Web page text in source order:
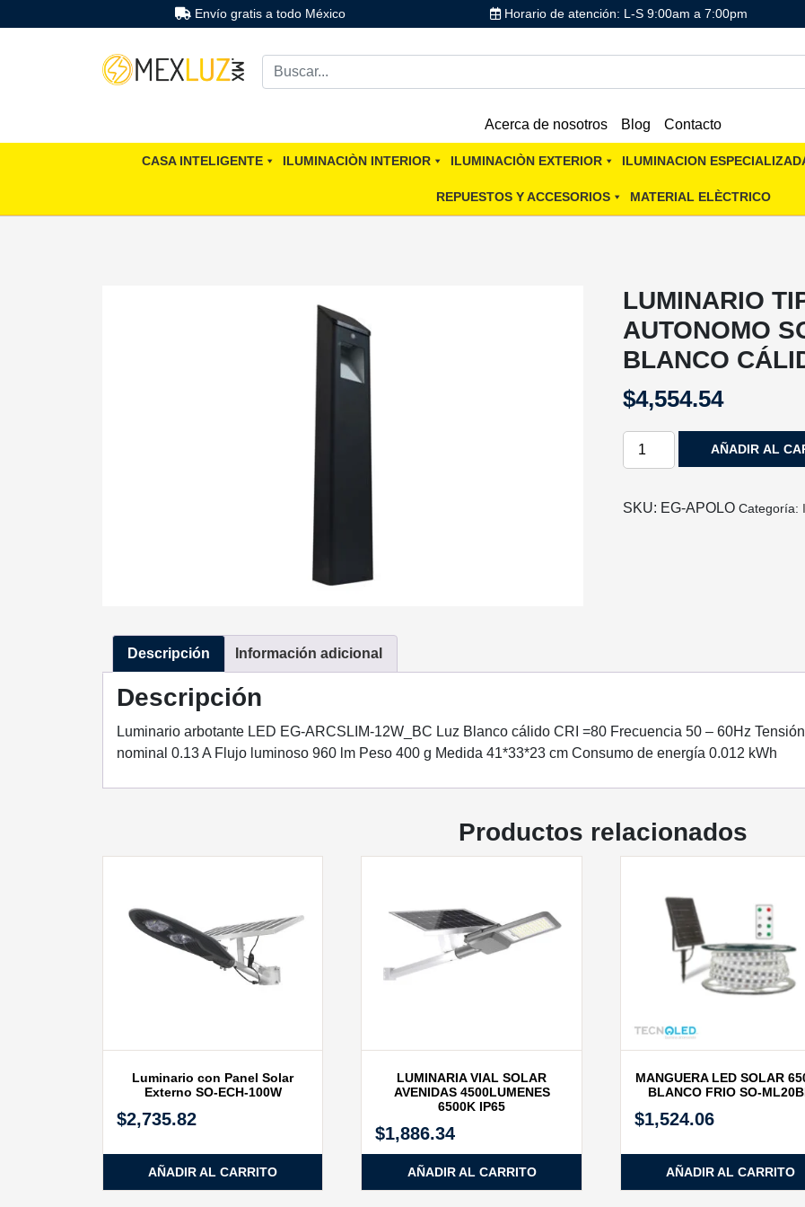
Envío gratis a todo México Horario de atención: L-S 9:00am a 7:00pm
Acerca de nosotros Blog Contacto
CASA INTELIGENTE ILUMINACIÒN INTERIOR ILUMINACIÒN EXTERIOR ILUMINACION
REPUESTOS Y ACCESORIOS MATERIAL ELÈCTRICO
LUMINARIO
AUTONOMO
BLANCO
$4,554.54
LUMINARIO
AUTONOMO
cantidad
AÑADIR AL
SKU: EG-APOLO Categoría:
Descripción Información adicional
Descripción
Luminario arbotante LED EG-ARCSLIM-12W_BC Luz Blanco cálido CRI =80 Frecuencia 50 – 60Hz
nominal 0.13 A Flujo luminoso 960 lm Peso 400 g Medida 41*33*23 cm Consumo de energía 0.012 kWh
Productos relacionados
Luminario con Panel Solar
Externo SO-ECH-100W
$2,735.82
AÑADIR AL CARRITO
LUMINARIA VIAL SOLAR
AVENIDAS 4500LUMENES
6500K IP65
$1,886.34
AÑADIR AL CARRITO
MANGUERA LED SOLAR
BLANCO FRIO SO-
$1,524.06
AÑADIR AL CARRITO